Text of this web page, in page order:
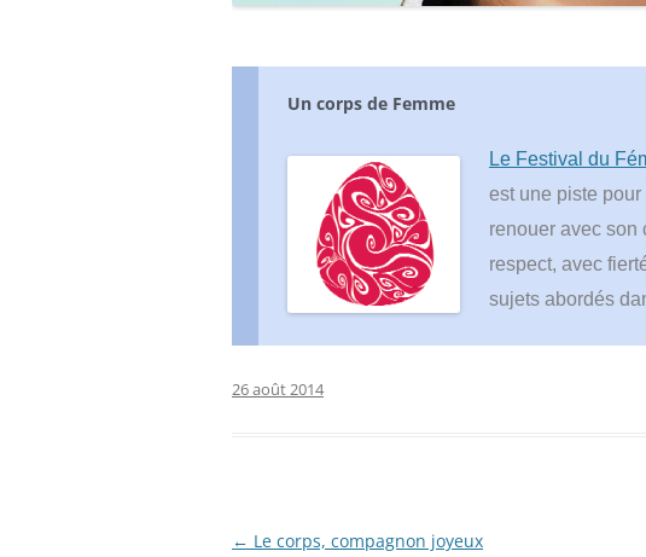
Un corps de Femme
Le Festival du
est une piste
renouer avec son
respect, avec
sujets abordés
26 août 2014
Navigation
← Le corps, compagnon joyeux